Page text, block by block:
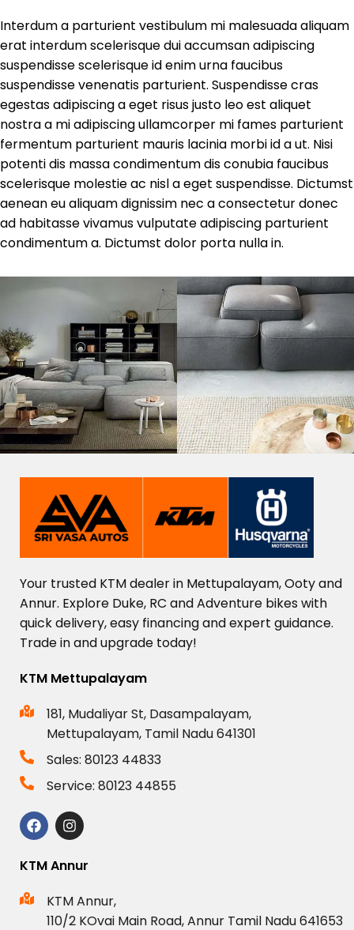
Interdum a parturient vestibulum mi malesuada aliquam
erat interdum scelerisque dui accumsan adipiscing
suspendisse scelerisque id enim urna faucibus
suspendisse venenatis parturient. Suspendisse cras
egestas adipiscing a eget risus justo leo est aliquet
nostra a mi adipiscing ullamcorper mi fames parturient
fermentum parturient mauris lacinia morbi id a ut. Nisi
potenti dis massa condimentum dis conubia faucibus
scelerisque molestie ac nisl a eget suspendisse. Dictumst
aenean eu aliquam dignissim nec a consectetur donec
ad habitasse vivamus vulputate adipiscing parturient
condimentum a. Dictumst dolor porta nulla in.
Your trusted KTMdealerin Mettupalayam,Ootyand
Annur. Explore Duke, RC andAdventure bikeswith
quickdelivery,easy financingandexpert guidance.
Tradeinandupgrade today!
KTM Mettupalayam
181, Mudaliyar St, Dasampalayam,
Mettupalayam, Tamil Nadu 641301
Sales: 80123 44833
Service: 80123 44855
KTM Annur
KTM Annur,
110/2 KOvai Main Road, Annur Tamil Nadu 641653